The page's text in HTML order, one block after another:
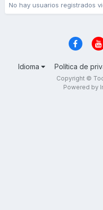
No hay usuarios registrados
Idioma Política de
Copyright ©
Powered by